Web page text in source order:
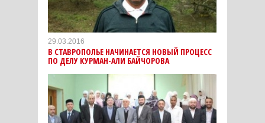
29.03.2016
В СТАВРОПОЛЬЕ НАЧИНАЕТСЯ НОВЫЙ ПРОЦЕСС
ПО ДЕЛУ КУРМАН-АЛИ БАЙЧОРОВА